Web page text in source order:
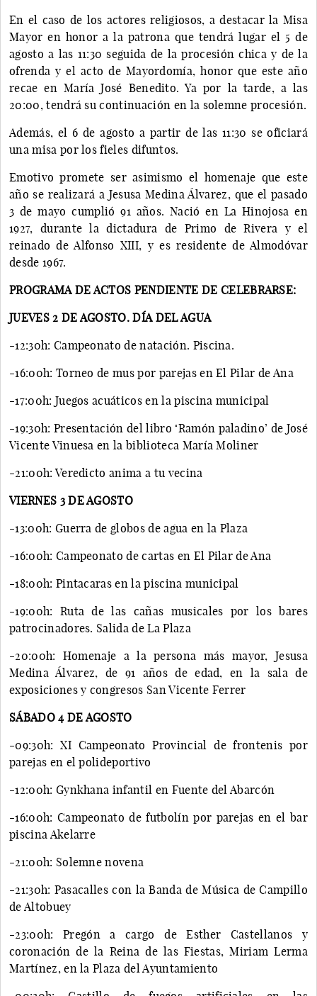
En el caso de los actores religiosos, a destacar la Misa
Mayor en honor a la patrona que tendrá lugar el 5 de
agosto a las 11:30 seguida de la procesión chica y de la
ofrenda y el acto de Mayordomía, honor que este año
recae en María José Benedito. Ya por la tarde, a las
20:00, tendrá su continuación en la solemne procesión.
Además, el 6 de agosto a partir de las 11:30 se oficiará
una misa por los fieles difuntos.
Emotivo promete ser asimismo el homenaje que este
año se realizará a Jesusa Medina Álvarez, que el pasado
3 de mayo cumplió 91 años. Nació en La Hinojosa en
1927, durante la dictadura de Primo de Rivera y el
reinado de Alfonso XIII, y es residente de Almodóvar
desde 1967.
PROGRAMA DE ACTOS PENDIENTE DE CELEBRARSE:
JUEVES 2 DE AGOSTO. DÍA DEL AGUA
-12:30h: Campeonato de natación. Piscina.
-16:00h: Torneo de mus por parejas en El Pilar de Ana
-17:00h: Juegos acuáticos en la piscina municipal
-19:30h: Presentación del libro ‘Ramón paladino’ de José
Vicente Vinuesa en la biblioteca María Moliner
-21:00h: Veredicto anima a tu vecina
VIERNES 3 DE AGOSTO
-13:00h: Guerra de globos de agua en la Plaza
-16:00h: Campeonato de cartas en El Pilar de Ana
-18:00h: Pintacaras en la piscina municipal
-19:00h: Ruta de las cañas musicales por los bares
patrocinadores. Salida de La Plaza
-20:00h: Homenaje a la persona más mayor, Jesusa
Medina Álvarez, de 91 años de edad, en la sala de
exposiciones y congresos San Vicente Ferrer
SÁBADO 4 DE AGOSTO
-09:30h: XI Campeonato Provincial de frontenis por
parejas en el polideportivo
-12:00h: Gynkhana infantil en Fuente del Abarcón
-16:00h: Campeonato de futbolín por parejas en el bar
piscina Akelarre
-21:00h: Solemne novena
-21:30h: Pasacalles con la Banda de Música de Campillo
de Altobuey
-23:00h: Pregón a cargo de Esther Castellanos y
coronación de la Reina de las Fiestas, Miriam Lerma
Martínez, en la Plaza del Ayuntamiento